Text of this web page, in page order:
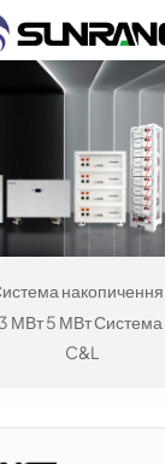
накопичення
МВт 5 МВт Система
C&L